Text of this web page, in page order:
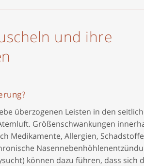
und ihre
überzogenen Leisten in den
Größenschwankungen
Medikamente, Allergien,
) können dazu führen, dass sich